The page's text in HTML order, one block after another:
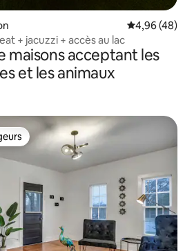
Évaluation
4,96 (48)
+ jacuzzi + accès au lac
maisons acceptant les
et les animaux